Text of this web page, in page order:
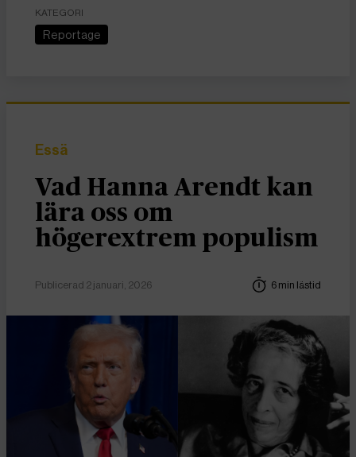
KATEGORI
Reportage
Essä
Vad Hanna Arendt kan
lära oss om
högerextrem populism
Publicerad 2 januari, 2026 6 min lästid